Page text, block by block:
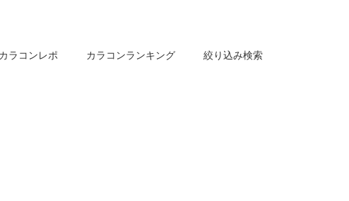
カラコンレポ カラコンランキング 絞り込み検索